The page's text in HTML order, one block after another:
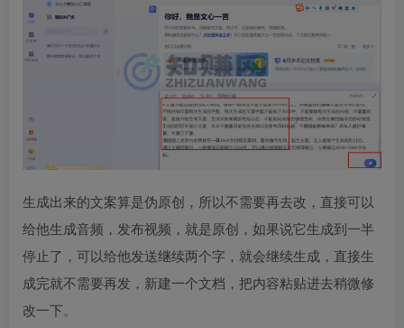
生成出来的文案算是伪原创，所以不需要再去改，直接可以
给他生成音频，发布视频，就是原创，如果说它生成到一半
停止了，可以给他发送继续两个字，就会继续生成，直接生
成完就不需要再发，新建一个文档，把内容粘贴进去稍微修
改一下。​